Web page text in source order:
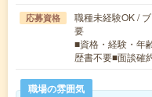
応募資格
職種未経験OK /
要
■資格・経験・年
歴書不要■面談確
職場の雰囲気